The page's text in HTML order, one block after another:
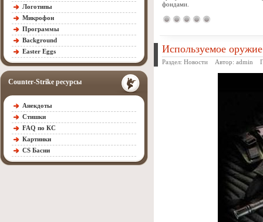
Логотипы
Микрофон
Программы
Background
Easter Eggs
Counter-Strike ресурсы
Анекдоты
Стишки
FAQ по КС
Картинки
CS Басни
фондами.
Используемое
Раздел: Новости Автор: admin